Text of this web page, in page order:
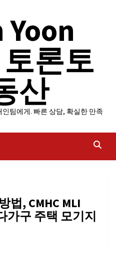
Yoon
론토
산
팀에게. 빠른 상담, 확실한 만족
, CMHC MLI
가구 주택 모기지